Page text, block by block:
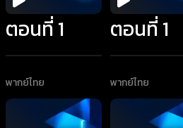
ตอนที่ 1
พากย์ไทย
ตอนที่ 1
พากย์ไทย